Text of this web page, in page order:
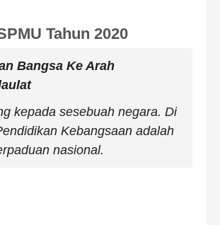
Tahun 2020
Bangsa Ke Arah
kepada sesebuah negara. Di
Kebangsaan adalah
nasional.